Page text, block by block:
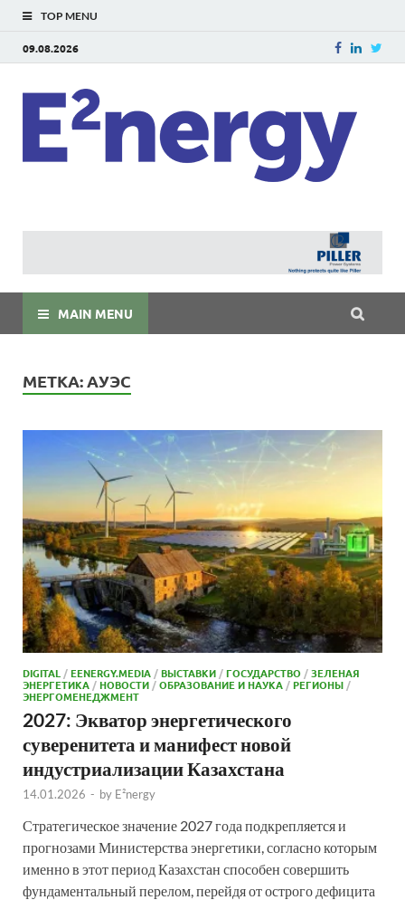
TOP MENU
09.08.2026
MAIN MENU
МЕТКА:АУЭС
DIGITAL /EENERGY.MEDIA /ВЫСТАВКИ /ГОСУДАРСТВО /ЗЕЛЕНАЯ
ЭНЕРГЕТИКА /НОВОСТИ /ОБРАЗОВАНИЕ И НАУКА /РЕГИОНЫ /
ЭНЕРГОМЕНЕДЖМЕНТ
2027: Экватор энергетического
суверенитета и манифест новой
индустриализации Казахстана
14.01.2026 - by E²nergy
Стратегическое значение 2027 года подкрепляется и
прогнозами Министерства энергетики, согласно которым
именно в этот период Казахстан способен совершить
фундаментальный перелом, перейдя от острого дефицита